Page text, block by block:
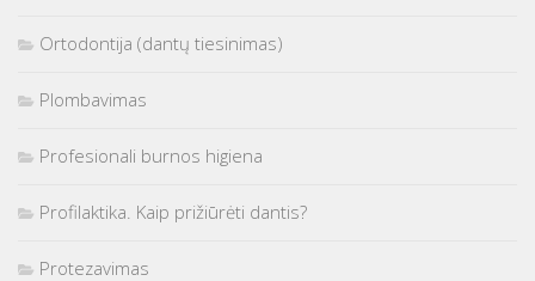
Ortodontija (dantų tiesinimas)
Plombavimas
Profesionali burnos higiena
Profilaktika. Kaip prižiūrėti dantis?
Protezavimas